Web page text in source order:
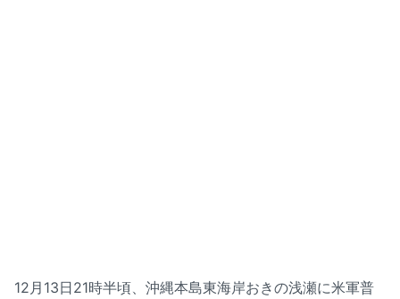
12月13日21時半頃、沖縄本島東海岸おきの浅瀬に米軍普